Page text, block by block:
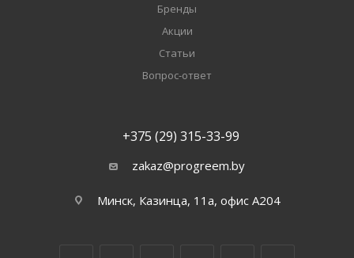
Бренды
Акции
Статьи
Вопрос-ответ
+375 (29) 315-33-99
zakaz@progreem.by
Минск, Казинца, 11а, офис А204